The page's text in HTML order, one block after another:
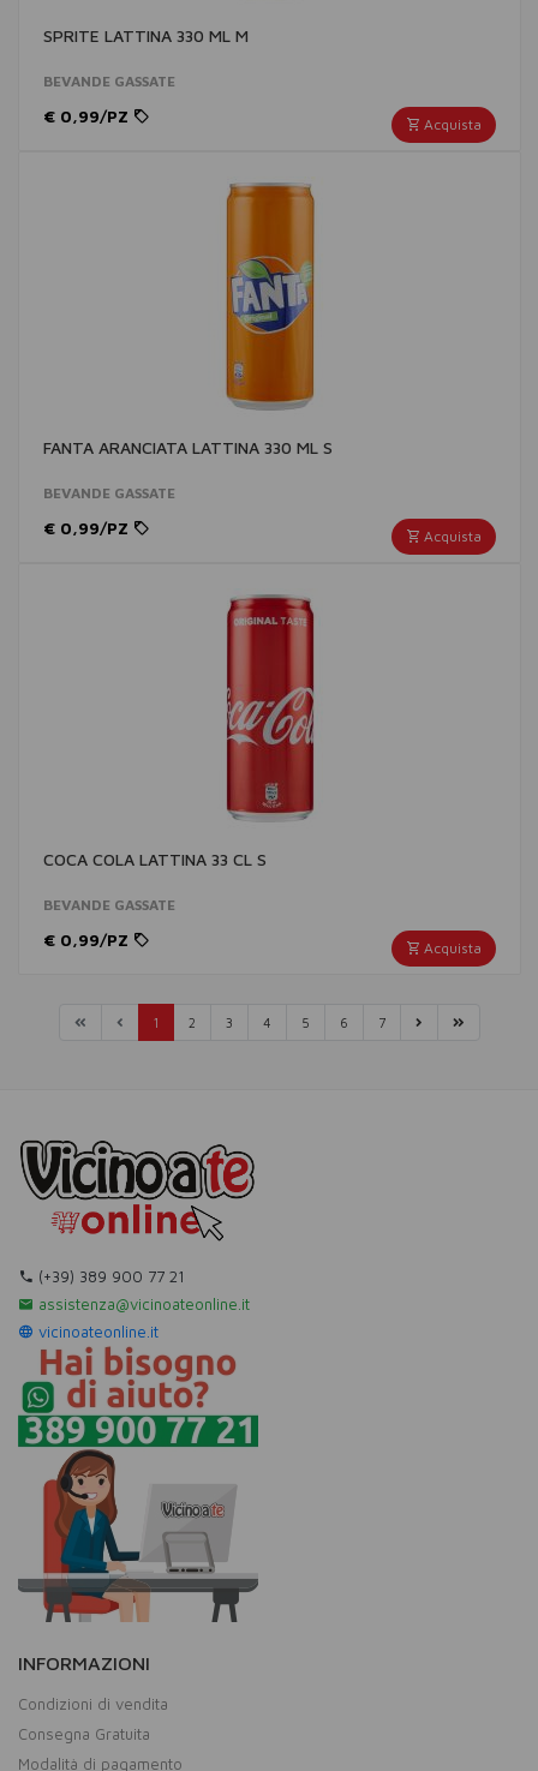
SPRITE LATTINA 330 ML M
BEVANDE GASSATE
Acquista
€ 0,99/PZ
FANTA ARANCIATA LATTINA 330 ML S
BEVANDE GASSATE
Acquista
€ 0,99/PZ
COCA COLA LATTINA 33 CL S
BEVANDE GASSATE
Acquista
€ 0,99/PZ
1(corrente)
2(corrente)
3(corrente)
4(corrente)
5(corrente)
6(corrente)
7(corrente)
(+39) 389 900 77 21
assistenza@vicinoateonline.it
vicinoateonline.it
INFORMAZIONI
Condizioni di vendita
Consegna Gratuita
Modalità di pagamento